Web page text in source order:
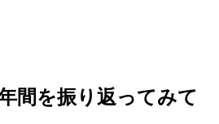
間を振り返ってみて